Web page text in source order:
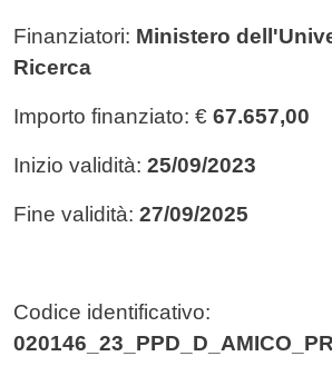
Finanziatori: Ministero
Ricerca
Importo finanziato: € 67.657,00
Inizio validità: 25/09/2023
Fine validità: 27/09/2025
Codice identificativo: